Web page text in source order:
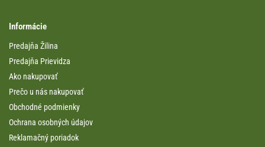
Informácie
Predajňa Žilina
Predajňa Prievidza
Ako nakupovať
Prečo u nás nakupovať
Obchodné podmienky
Ochrana osobných údajov
Reklamačný poriadok